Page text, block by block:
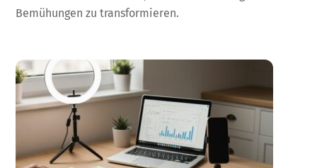
Bemühungen zu transformieren.